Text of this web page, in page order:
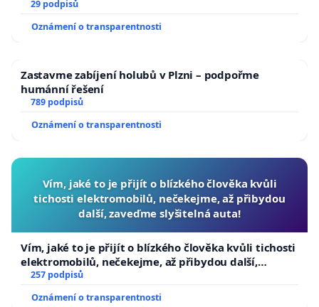
29 podpisů
Oznámení o transparentnosti
Zastavme zabíjení holubů v Plzni – podpořme
humánní řešení
789 podpisů
Oznámení o transparentnosti
Vím, jaké to je přijít o blízkého člověka kvůli
tichosti elektromobilů, nečekejme, až přibydou
další, zaveďme slyšitelná auta!
Vím, jaké to je přijít o blízkého člověka kvůli tichosti
elektromobilů, nečekejme, až přibydou další,
zaveďme slyšitelná auta!
257 podpisů
Oznámení o transparentnosti